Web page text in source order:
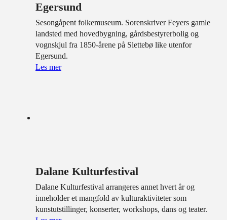
Egersund
Sesongåpent folkemuseum. Sorenskriver Feyers gamle
landsted med hovedbygning, gårdsbestyrerbolig og
vognskjul fra 1850-årene på Slettebø like utenfor
Egersund.
Les mer
Dalane Kulturfestival
Dalane Kulturfestival arrangeres annet hvert år og
inneholder et mangfold av kulturaktiviteter som
kunstutstillinger, konserter, workshops, dans og teater.